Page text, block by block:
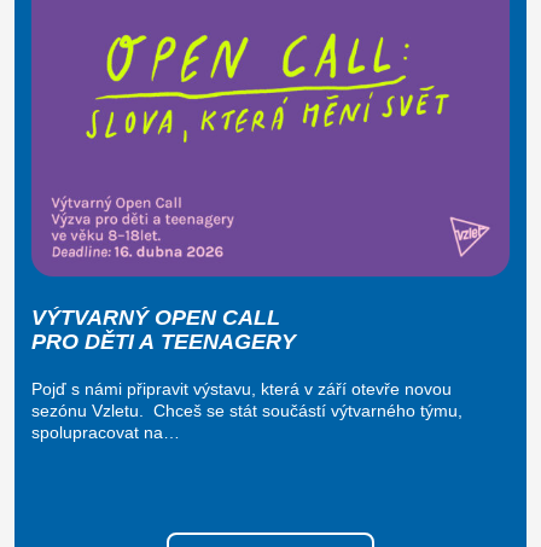
VÝTVARNÝ OPEN CALL
PRO DĚTI A TEENAGERY
Pojď s námi připravit výstavu, která v září otevře novou
sezónu Vzletu. Chceš se stát součástí výtvarného týmu,
spolupracovat na…